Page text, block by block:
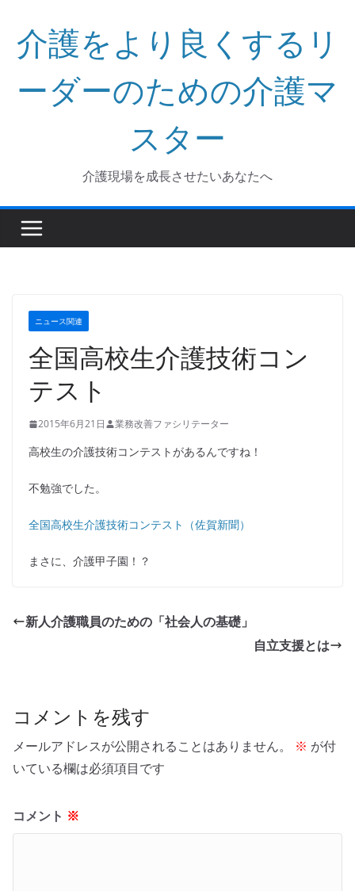
プ
介護をより良くするリ
ーダーのための介護マ
スター
介護現場を成長させたいあなたへ
ニュース関連
全国高校生介護技術コン
テスト
2015年6月21日 業務改善ファシリテーター
高校生の介護技術コンテストがあるんですね！
不勉強でした。
全国高校生介護技術コンテスト（佐賀新聞）
まさに、介護甲子園！？
新人介護職員のための「社会人の基礎」
自立支援とは
コメントを残す
メールアドレスが公開されることはありません。 ※ が付
いている欄は必須項目です
コメント ※